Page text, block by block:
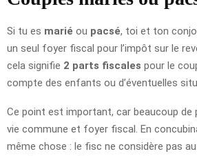
Si tu es marié ou pacsé, toi et ton
un seul foyer fiscal pour l’impôt sur le
cela signifie 2 parts fiscales pour le
compte des enfants ou d’éventuelles
Ce point est important, car beaucoup
vie commune et foyer fiscal. En
même chose : le fisc ne considère pas